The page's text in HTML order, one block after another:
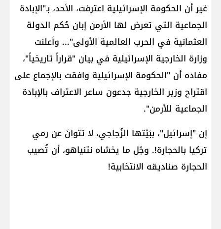
غير أن الحكومة الإسرائيلية اعترفت، الأحد، بـ"الإبادة
الجماعية التي تعرض لها الأرمن إبان حُكم الدولة
العثمانية في الحرب العالمية الأولى"... وأعلنت
وزارة الخارجية الإسرائيلية في بيان "قراراً تاريخياً"،
مفاده أن "الحكومة الإسرائيلية وافقت بالإجماع على
اقتراح وزير الخارجية ​جدعون ساعر​ الاعتراف ب​الإبادة
الجماعية للأرمن​".
إن "إسرائيل"، ببَيْتها الزُجاجي، لا تتوانَ عن رمي
تركيا بالحجارة!. وجُل ما يخشاه نتنياهو، أن تُصيب
الحجارة صناديقه الانتخابية!